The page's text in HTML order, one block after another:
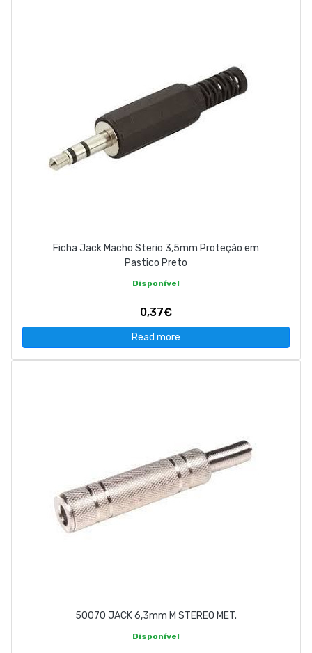
Ficha Jack Macho Sterio 3,5mm Proteção em
Pastico Preto
Disponível
0,37€
Read more
50070 JACK 6,3mm M STEREO MET.
Disponível